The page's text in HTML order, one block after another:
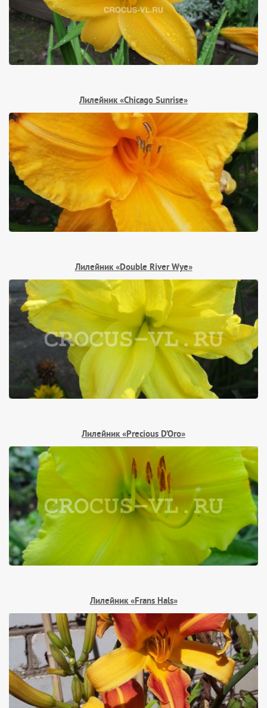
Лилейник «Chicago Sunrise»
Лилейник «Double River Wye»
Лилейник «Precious D’Oro»
Лилейник «Frans Hals»